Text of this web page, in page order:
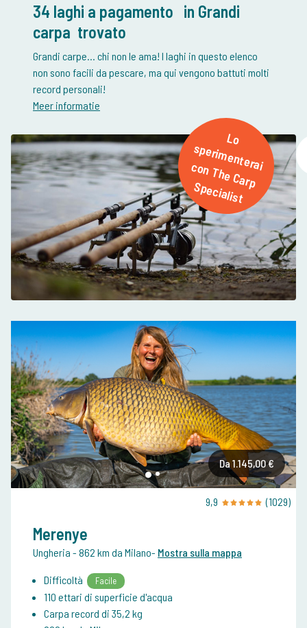
34 laghi a pagamento in Grandi
carpa trovato
Grandi carpe... chi non le ama! I laghi in questo elenco
non sono facili da pescare, ma qui vengono battuti molti
Meer informatie
L
o
s
p
e
rim
e
n
te
ra
i c
o
n
T
h
e
C
a
rp
S
p
e
c
ia
lis
t
Da 1.145,00 €
9,9 (1029)
Merenye
Ungheria - 862 km da Milano- Mostra sulla mappa
Difficoltà Facile
110 ettari di superficie d'acqua
Carpa record di 35,2 kg